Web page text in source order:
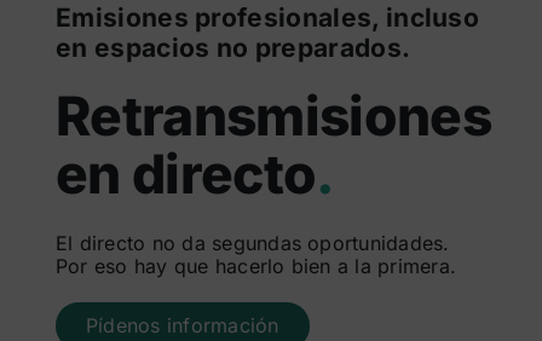
Emisiones profesionales, incluso
en espacios no preparados.
Retransmisiones
en directo.
El directo no da segundas oportunidades.
Por eso hay que hacerlo bien a la primera.
Pídenos información